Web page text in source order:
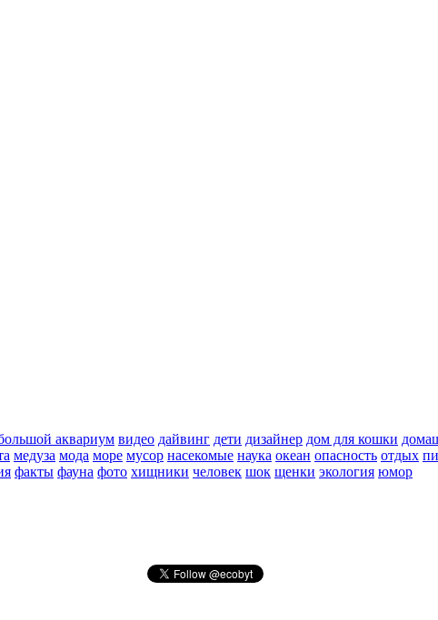
аквариум видео дайвинг дети дизайнер дом для кошки
медуза мода море мусор насекомые наука океан опасность отдых
факты фауна фото хищники человек шок щенки экология юмор